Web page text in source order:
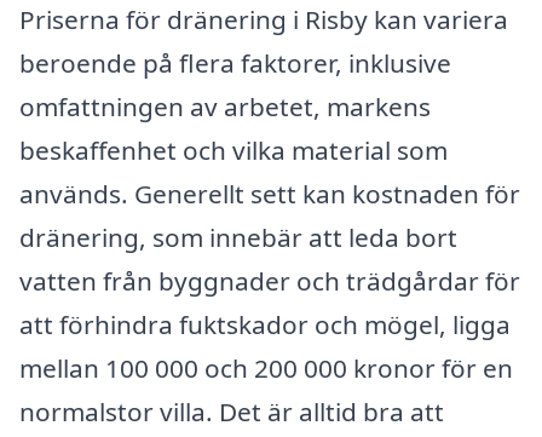
Priserna för dränering i Risby kan variera
beroende på flera faktorer, inklusive
omfattningen av arbetet, markens
beskaffenhet och vilka material som
används. Generellt sett kan kostnaden för
dränering, som innebär att leda bort
vatten från byggnader och trädgårdar för
att förhindra fuktskador och mögel, ligga
mellan 100 000 och 200 000 kronor för en
normalstor villa. Det är alltid bra att